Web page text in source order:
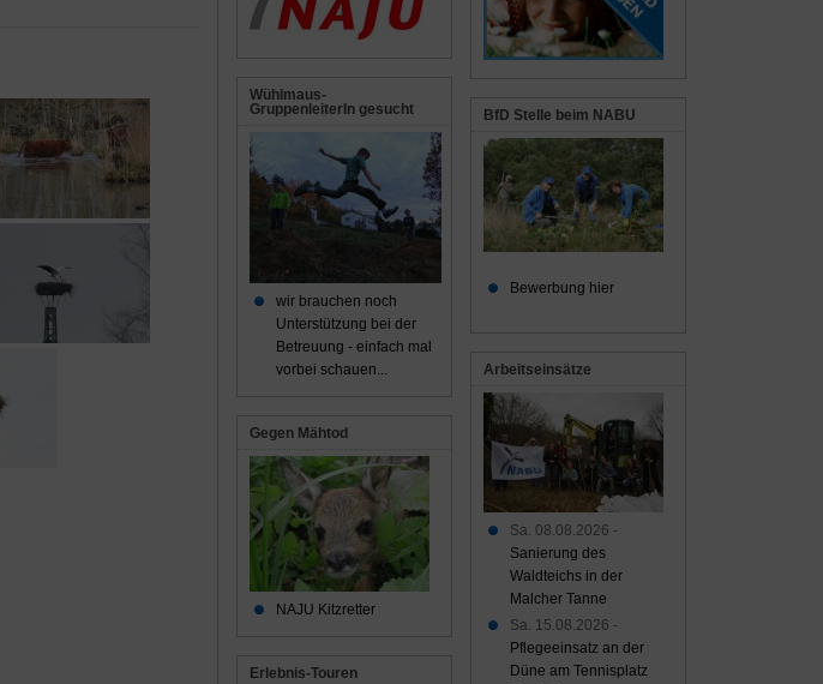
BfD Stelle beim NABU
Bewerbung hier
Arbeitseinsätze
Sa. 08.08.2026 -
Sanierung des
Waldteichs in der
Malcher Tanne
Sa. 15.08.2026 -
Pflegeeinsatz an der
Düne am Tennisplatz
Wühlmaus-
GruppenleiterIn gesucht
wir brauchen noch
Unterstützung bei der
Betreuung - einfach mal
vorbei schauen...
Gegen Mähtod
NAJU Kitzretter
Erlebnis-Touren